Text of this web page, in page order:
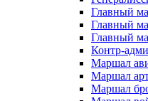
Главный
Главный
Главный
Контр-
Маршал
Маршал
Маршал